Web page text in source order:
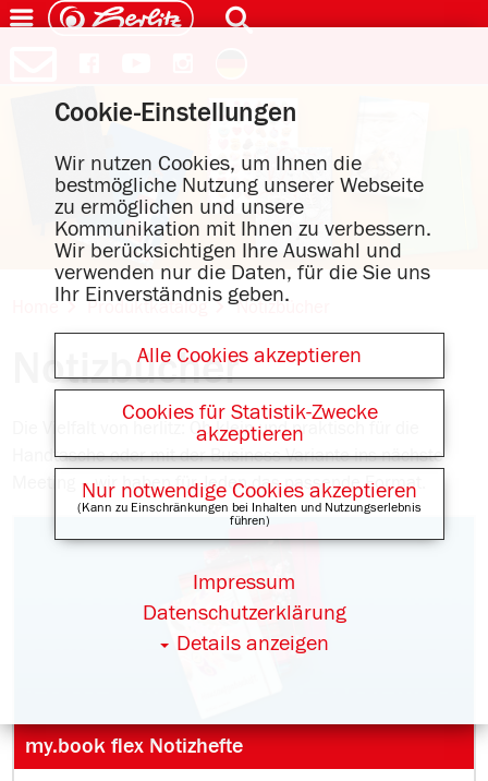
Notizbücher
Notizbücher
Die Vielfalt von herlitz: Ob klein und praktisch für die
Handtasche oder mit der Business-Variante ins nächste
Meeting – wir haben für Jeden das passende Format.
my.book flex Notizhefte
Cookie-Einstellungen
Wir nutzen Cookies, um Ihnen die
bestmögliche Nutzung unserer Webseite
zu ermöglichen und unsere
Kommunikation mit Ihnen zu verbessern.
Wir berücksichtigen Ihre Auswahl und
verwenden nur die Daten, für die Sie uns
Ihr Einverständnis geben.
Alle Cookies akzeptieren
Cookies für Statistik-Zwecke
akzeptieren
Nur notwendige Cookies akzeptieren
(Kann zu Einschränkungen bei Inhalten und Nutzungserlebnis
führen)
Details anzeigen
Datenschutzerklärung
Impressum